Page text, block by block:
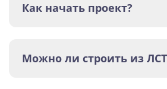
Как начать проект?
Можно ли строить из